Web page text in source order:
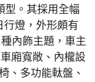
型。其採用全幅
行燈，外形頗有
內飾主題，車主
廂寬敞、內櫳設
、多功能軚盤、